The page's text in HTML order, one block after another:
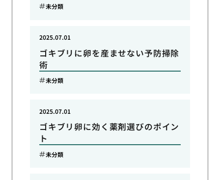
未分類
ゴキブリに卵を産ませない予防掃除
術
2025.07.01
未分類
ゴキブリ卵に効く薬剤選びのポイン
ト
2025.07.01
未分類